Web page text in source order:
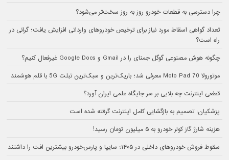
چرا دسترسی به قطعات خودرو روز به روز سخت‌تر می‌شود؟
تعداد گواهی اسقاط مورد نیاز برای ترخیص خودروهای وارداتی افزایش یافت؛ گرانی در
راه است؟
چگونه هوش مصنوعی گوگل جمنای را در Gmail و Google Docs غیرفعال کنیم؟
موتورولا Moto Pad 70 معرفی شد؛ باریک‌ترین و سبک‌ترین تبلت 5G با قلم هوشمند
قطعی اینترنت چه بلایی بر سر جایگاه علمی ایران آورد؟
پزشکیان: تصمیم به بازگشایی کامل اینترنت گرفته شده است
هزینه شارژ گاز کولر خودرو به ۵ میلیون تومان رسید!
سقوط فروش خودروهای داخلی در ۱۴۰۵؛ سایپا و پارس‌خودرو بیشترین افت را داشتند